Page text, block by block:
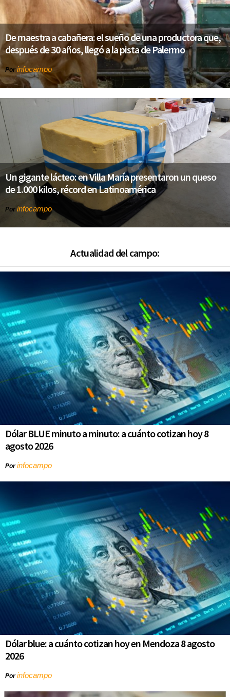
De maestra a cabañera: el sueño de una productora que,
después de 30 años, llegó a la pista de Palermo
Por infocampo
Un gigante lácteo: en Villa María presentaron un queso
de 1.000 kilos, récord en Latinoamérica
Por infocampo
Actualidad del campo:
Dólar BLUE minuto a minuto: a cuánto cotizan hoy 8
agosto 2026
Porinfocampo
Dólar blue: a cuánto cotizan hoy en Mendoza 8 agosto
2026
Porinfocampo